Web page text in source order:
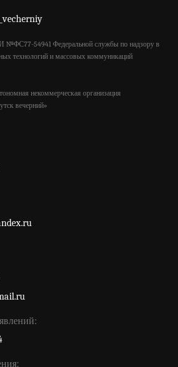
№ФС77-54941 Федеральной службы по надзору в
технологий и массовых коммуникаций
некоммерческая организация
вечерний»